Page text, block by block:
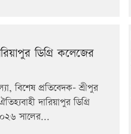
ডিগ্রি কলেজের
বিশেষ প্রতিবেদক- শ্রীপুর
দারিয়াপুর ডিগ্রি
সালের...